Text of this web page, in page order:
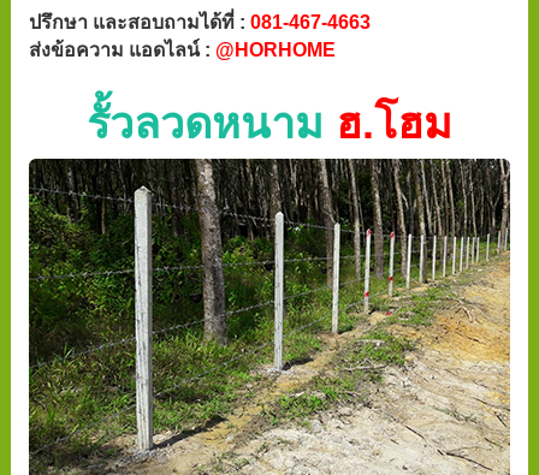
ปรึกษา และสอบถามได้ที่ : 081-467-4663
ส่งข้อความ แอดไลน์ : @HORHOME
รั้วลวดหนาม ฮ.โฮม